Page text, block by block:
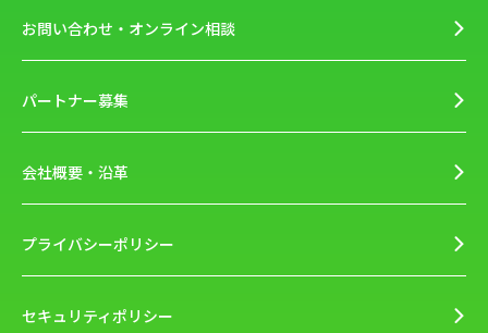
お問い合わせ・オンライン相談
パートナー募集
会社概要・沿革
プライバシーポリシー
セキュリティポリシー